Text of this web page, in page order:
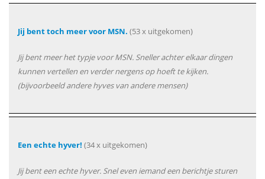
Jij bent toch meer voor MSN. (53 x uitgekomen)
Jij bent meer het typje voor MSN. Sneller achter elkaar dingen
kunnen vertellen en verder nergens op hoeft te kijken.
(bijvoorbeeld andere hyves van andere mensen)
Een echte hyver! (34 x uitgekomen)
Jij bent een echte hyver. Snel even iemand een berichtje sturen